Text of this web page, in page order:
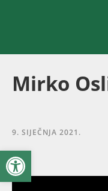
Open toolbar
Mirko
9. SIJEČNJA 2021.